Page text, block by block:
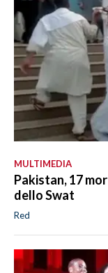
MULTIMEDIA
Pakistan, 17
dello Swat
Red